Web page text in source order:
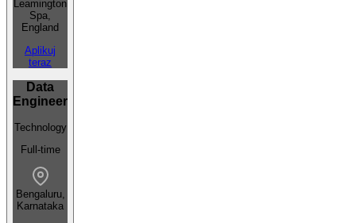
Leamington
Spa,
England
Aplikuj
teraz
Data
Engineer
Technology
Full-time
Bengaluru,
Karnataka